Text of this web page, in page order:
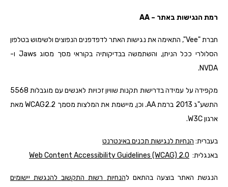
רמת הנגישות באתר – AA
חברת "Vee", התאימה את נגישות האתר לדפדפנים הנפוצים ולשימוש בטלפון
הסלולרי ככל הניתן, והשתמשה בבדיקותיה בקוראי מסך מסוג Jaws ו-
NVDA.
מקפידה על עמידה בדרישות תקנות שוויון זכויות לאנשים עם מוגבלות 5568
התשע"ג 2013 ברמת AA. וכן, מיישמת את המלצות מסמך WCAG2.2 מאת
ארגון W3C.
בעברית: הנחיות לנגישות תכניםבאינטרנט
באנגלית: Web Content Accessibility Guidelines (WCAG) 2.0
הנגשת האתר בוצעה בהתאם להנחיות רשות התקשוב להנגשת יישומים